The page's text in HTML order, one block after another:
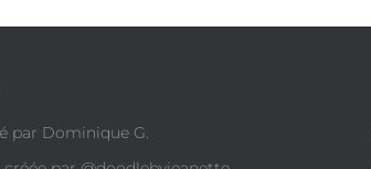
par Dominique G.